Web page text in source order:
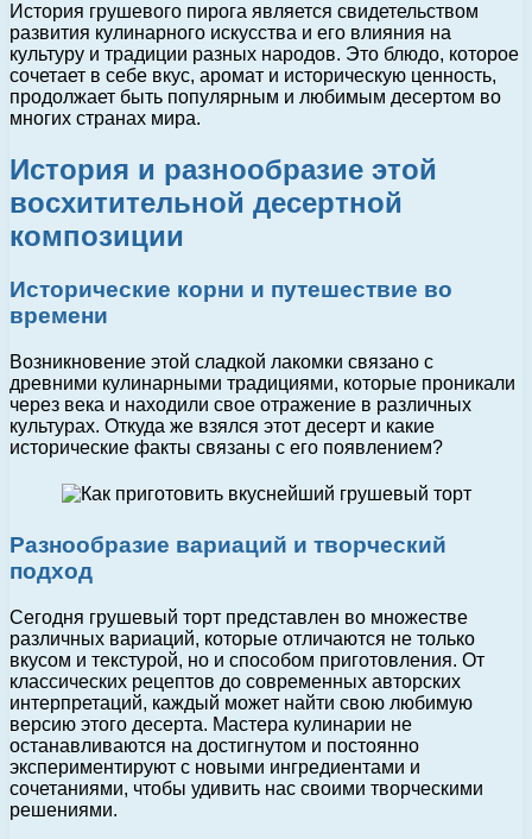
История грушевого пирога является свидетельством
развития кулинарного искусства и его влияния на
культуру и традиции разных народов. Это блюдо, которое
сочетает в себе вкус, аромат и историческую ценность,
продолжает быть популярным и любимым десертом во
многих странах мира.
История и разнообразие этой
восхитительной десертной
композиции
Исторические корни и путешествие во
времени
Возникновение этой сладкой лакомки связано с
древними кулинарными традициями, которые проникали
через века и находили свое отражение в различных
культурах. Откуда же взялся этот десерт и какие
исторические факты связаны с его появлением?
Разнообразие вариаций и творческий
подход
Сегодня грушевый торт представлен во множестве
различных вариаций, которые отличаются не только
вкусом и текстурой, но и способом приготовления. От
классических рецептов до современных авторских
интерпретаций, каждый может найти свою любимую
версию этого десерта. Мастера кулинарии не
останавливаются на достигнутом и постоянно
экспериментируют с новыми ингредиентами и
сочетаниями, чтобы удивить нас своими творческими
решениями.